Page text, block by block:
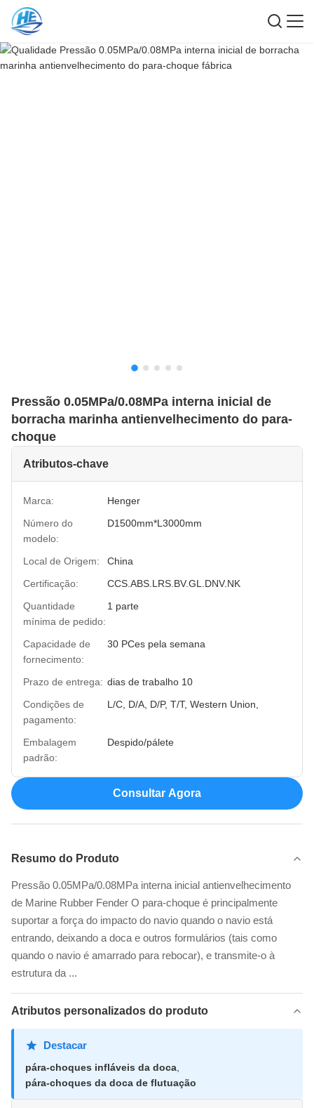
Pressão 0.05MPa/0.08MPa interna inicial de
borracha marinha antienvelhecimento do para-
choque
Atributos-chave
Marca:
Henger
Número do
modelo:
D1500mm*L3000mm
Local de Origem:
China
Certificação:
CCS.ABS.LRS.BV.GL.DNV.NK
Quantidade
mínima de pedido:
1 parte
Capacidade de
fornecimento:
30 PCes pela semana
Prazo de entrega: dias de trabalho 10
Condições de
pagamento:
L/C, D/A, D/P, T/T, Western Union,
Embalagem
padrão:
Despido/pálete
Consultar Agora
Resumo do Produto
Pressão 0.05MPa/0.08MPa interna inicial antienvelhecimento
de Marine Rubber Fender O para-choque é principalmente
suportar a força do impacto do navio quando o navio está
entrando, deixando a doca e outros formulários (tais como
quando o navio é amarrado para rebocar), e transmite-o à
estrutura da ...
Atributos personalizados do produto
Destacar
pára-choques infláveis da doca
pára-choques da doca de flutuação